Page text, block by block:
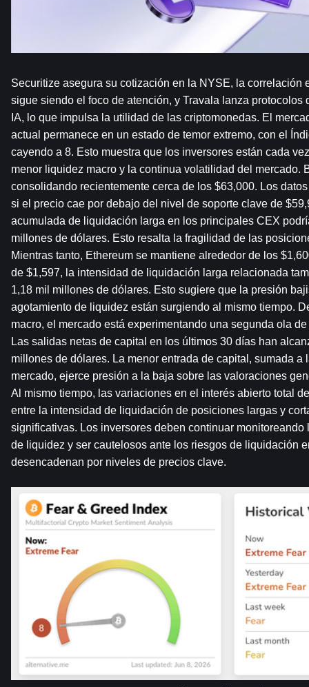
Securitize asegura su cotización en la NYSE, la correlación
sigue siendo el foco de atención, y Travala lanza protocolos
IA, lo que impulsa la utilidad de las criptomonedas. El
actual permanece en un estado de temor extremo, con el
cayendo a 8. Esto muestra que los inversores están cada
menor liquidez macro y la continua volatilidad del mercado.
consolidando recientemente cerca de los $63,000. Los
si el precio cae por debajo del nivel de soporte clave de
acumulada de liquidación larga en los principales CEX
millones de dólares. Esto resalta la fragilidad de las
Mientras tanto, Ethereum se mantiene alrededor de los
de $1,597, la intensidad de liquidación larga relacionada
1,18 mil millones de dólares. Esto sugiere que la presión
agotamiento de liquidez están surgiendo al mismo tiempo.
macro, el mercado está experimentando una segunda ola
Las salidas netas de capital en los últimos 30 días han
millones de dólares. La menor entrada de capital, sumada a
mercado, ejerce presión a la baja sobre las valoraciones
Al mismo tiempo, las variaciones en el interés abierto total
entre la intensidad de liquidación de posiciones largas y
significativas. Los inversores deben continuar
de liquidez y ser cautelosos ante los riesgos de liquidación
desencadenan por niveles de precios clave.